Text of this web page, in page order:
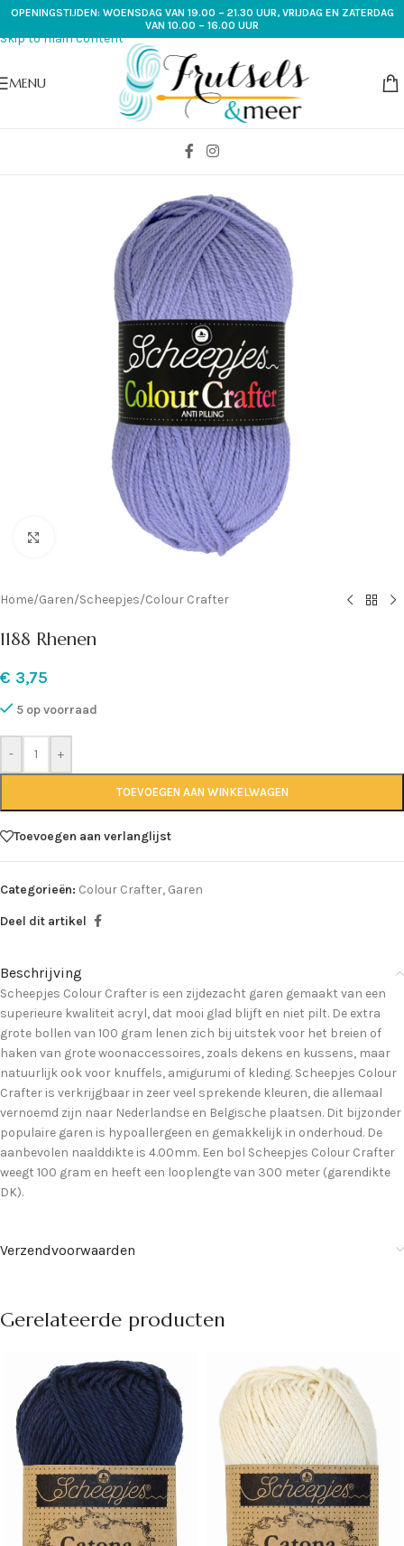
Skip to navigation
Skip to main content
OPENINGSTIJDEN: WOENSDAG VAN 19.00 – 21.30 UUR, VRIJDAG EN ZATERDAG
VAN 10.00 – 16.00 UUR
MENU
Klik om te vergroten
Home/Garen/Scheepjes/Colour Crafter
1188 Rhenen
€ 3,75
5 op voorraad
- +
TOEVOEGEN AAN WINKELWAGEN
Toevoegen aan verlanglijst
Categorieën: Colour Crafter, Garen
Deel dit artikel
Beschrijving
Scheepjes Colour Crafter is een zijdezacht garen gemaakt van een
superieure kwaliteit acryl, dat mooi glad blijft en niet pilt. De extra
grote bollen van 100 gram lenen zich bij uitstek voor het breien of
haken van grote woonaccessoires, zoals dekens en kussens, maar
natuurlijk ook voor knuffels, amigurumi of kleding. Scheepjes Colour
Crafter is verkrijgbaar in zeer veel sprekende kleuren, die allemaal
vernoemd zijn naar Nederlandse en Belgische plaatsen. Dit bijzonder
populaire garen is hypoallergeen en gemakkelijk in onderhoud. De
aanbevolen naalddikte is 4.00mm. Een bol Scheepjes Colour Crafter
weegt 100 gram en heeft een looplengte van 300 meter (garendikte
DK).
Verzendvoorwaarden
Gerelateerde producten